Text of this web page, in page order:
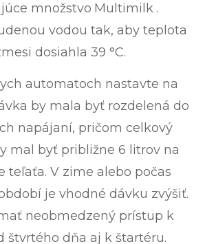
množstvo Multimilk .
vodou tak, aby teplota
dosiahla 39 °C.
automatoch nastavte na
by mala byť rozdelená do
napájaní, pričom celkový
mal byť približne 6 litrov na
teľaťa. V zime alebo počas
je vhodné dávku zvýšiť.
neobmedzený prístup k
štvrtého dňa aj k štartéru.